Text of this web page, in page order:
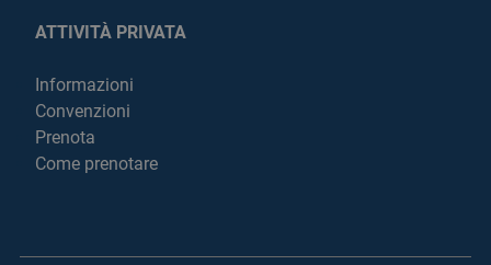
ATTIVITÀ PRIVATA
Informazioni
Convenzioni
Prenota
Come prenotare